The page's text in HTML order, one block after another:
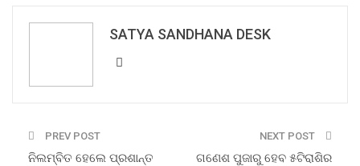
SATYA SANDHANA DESK
PREV POST
ନିଲମ୍ବିତ ହେଲେ ପ୍ରଶାନ୍ତ
NEXT POST
ଗଣେଶ ପୁଜାରୁ ହେବ ୫ଟିରାଶିର